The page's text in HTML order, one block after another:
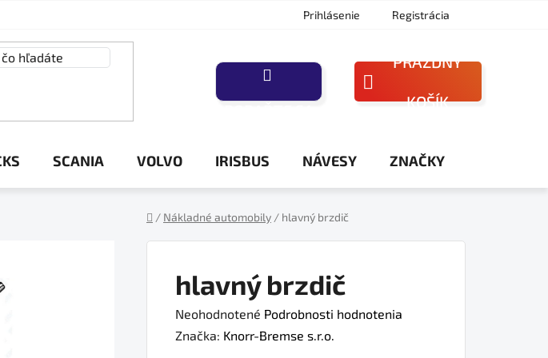
Prihlásenie Registrácia
NÁKUPNÝ
PRÁZDNY
KOŠÍK
SCANIA VOLVO IRISBUS NÁVESY ZNAČKY
/ Nákladné automobily / hlavný brzdič
hlavný brzdič
Priemerné
hodnotenie
Neohodnotené Podrobnosti hodnotenia
Značka: Knorr-Bremse s.r.o.